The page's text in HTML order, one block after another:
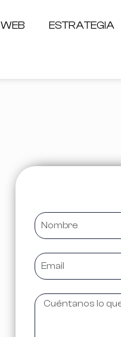
WEB ESTRATEGIA